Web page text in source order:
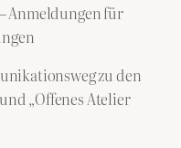
Anmeldungen für
zu den
„Offenes Atelier